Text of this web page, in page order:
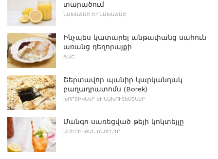
տարածում
ՆԱԽԱՃԱՇ ԵՒ ՆԱԽԱՃԱՇ
Ինչպես կատարել անթափանց սահուն
առանց դեղորայքի
ՃԱՇ
Շերտավոր պանիր կարկանդակ
բաղադրատոմս (Borek)
ԽՈՐՏԻԿՆԵՐ ԵՒ ՆԱԽՈՒՏԵՍՏՆԵՐ
Մանգո սառեցված թեյի կոկտեյլը
ԱՄԵՐԻԿՅԱՆ ՍՆՈՒՆԴԸ